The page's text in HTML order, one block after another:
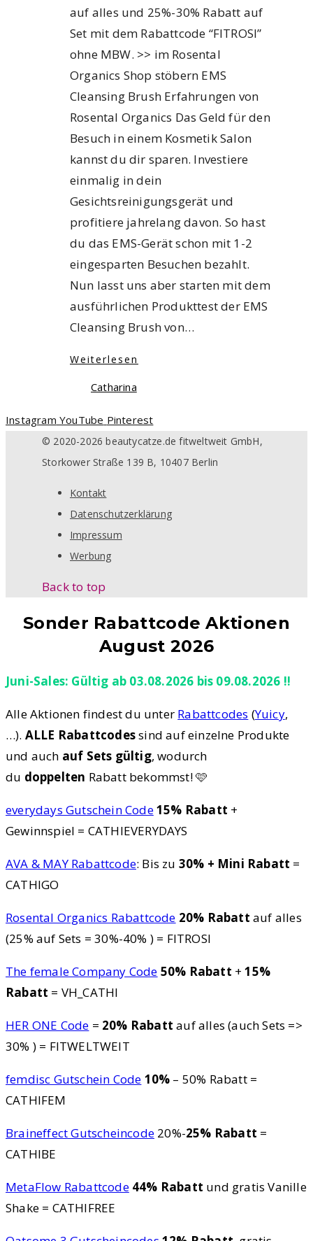
auf alles und 25%-30% Rabatt auf
Set mit dem Rabattcode “FITROSI”
ohne MBW. >> im Rosental
Organics Shop stöbern EMS
Cleansing Brush Erfahrungen von
Rosental Organics Das Geld für den
Besuch in einem Kosmetik Salon
kannst du dir sparen. Investiere
einmalig in dein
Gesichtsreinigungsgerät und
profitiere jahrelang davon. So hast
du das EMS-Gerät schon mit 1-2
eingesparten Besuchen bezahlt.
Nun lasst uns aber starten mit dem
ausführlichen Produkttest der EMS
Cleansing Brush von…
Weiterlesen
Catharina
Instagram YouTube Pinterest
© 2020-2026 beautycatze.de fitweltweit GmbH,
Storkower Straße 139 B, 10407 Berlin
Kontakt
Datenschutzerklärung
Impressum
Werbung
Back to top
Sonder Rabattcode Aktionen
August 2026
Juni-Sales: Gültig ab 03.08.2026 bis 09.08.2026 !!
Alle Aktionen findest du unter Rabattcodes (Yuicy,
…). ALLE Rabattcodessind auf einzelne Produkte
und auch auf Sets gültig, wodurch
du doppelten Rabatt bekommst! 🩷
everydays Gutschein Code15% Rabatt +
Gewinnspiel = CATHIEVERYDAYS
AVA & MAY Rabattcode: Bis zu 30% + Mini Rabatt =
CATHIGO
Rosental Organics Rabattcode 20% Rabatt auf alles
(25% auf Sets = 30%-40% ) = FITROSI
The female Company Code 50% Rabatt +15%
Rabatt = VH_CATHI
HER ONE Code = 20% Rabatt auf alles (auch Sets =>
30% ) = FITWELTWEIT
femdisc Gutschein Code 10% – 50% Rabatt =
CATHIFEM
Braineffect Gutscheincode 20%-25% Rabatt =
CATHIBE
MetaFlow Rabattcode 44% Rabatt und gratis Vanille
Shake = CATHIFREE